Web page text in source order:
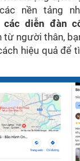
nền tảng
các diễn đàn
từ người thân,
hiệu quả để